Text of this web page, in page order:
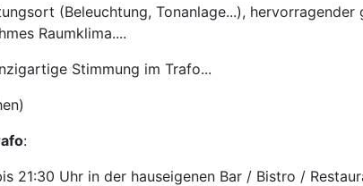
(Beleuchtung, Tonanlage...), hervorragender
Raumklima....
Stimmung im Trafo...
:
21:30 Uhr in der hauseigenen Bar / Bistro /